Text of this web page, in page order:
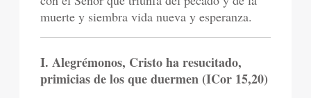
muerte y siembra vida nueva y esperanza.
I. Alegrémonos, Cristo ha resucitado,
primicias de los que duermen (ICor 15,20)